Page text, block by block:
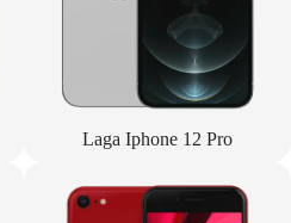
Laga Iphone 12 Pro